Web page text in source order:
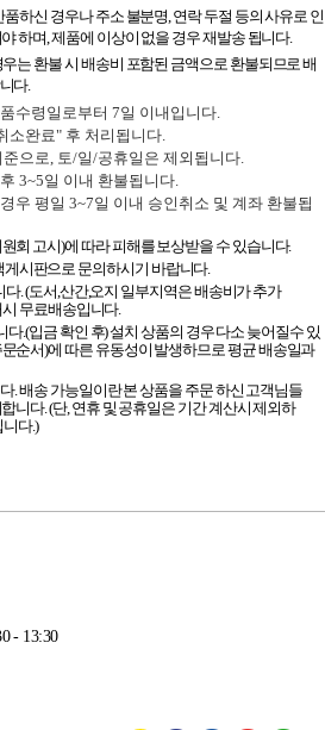
하신 경우나 주소 불분명, 연락 두절 등의 사유로 인
하며, 제품에 이상이 없을 경우 재발송 됩니다.
는 환불 시 배송비 포함된 금액으로 환불되므로 배
다.
수령일로부터 7일 이내입니다.
소완료" 후 처리됩니다.
으로, 토/일/공휴일은 제외됩니다.
3~5일 이내 환불됩니다.
우 평일 3~7일 이내 승인취소 및 계좌 환불됩
회 고시)에 따라 피해를 보상받을 수 있습니다.
게시판으로 문의하시기 바랍니다.
. (도서,산간,오지 일부지역은 배송비가 추가
무료배송입니다.
다.(입금 확인 후) 설치 상품의 경우 다소 늦어질수 있
순서)에 따른 유동성이 발생하므로 평균 배송일과
. 배송 가능일이란 본 상품을 주문 하신 고객님들
니다. (단, 연휴 및 공휴일은 기간 계산시 제외하
다.)
- 13:30